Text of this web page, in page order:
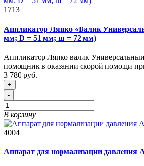
1713
Аппликатор Ляпко «Валик
мм; D = 51 мм; ш = 72 мм)
Аппликатор Ляпко валик
помощник в оказании скорой помощи
3 780 руб.
+
-
В корзину
4004
Аппарат для нормализации давления